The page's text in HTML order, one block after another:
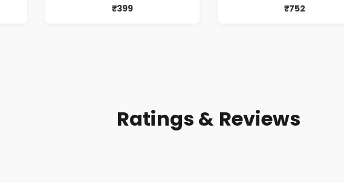
₹399 ₹752
Ratings & Reviews